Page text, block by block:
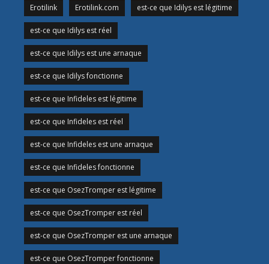
Erotilink Erotilink.com est-ce que Idilys est légitime
est-ce que Idilys est réel
est-ce que Idilys est une arnaque
est-ce que Idilys fonctionne
est-ce que Infideles est légitime
est-ce que Infideles est réel
est-ce que Infideles est une arnaque
est-ce que Infideles fonctionne
est-ce que OsezTromper est légitime
est-ce que OsezTromper est réel
est-ce que OsezTromper est une arnaque
est-ce que OsezTromper fonctionne